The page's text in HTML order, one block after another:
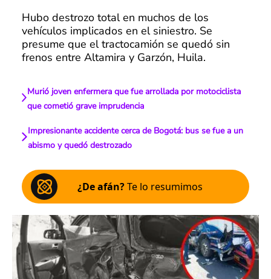
Hubo destrozo total en muchos de los
vehículos implicados en el siniestro. Se
presume que el tractocamión se quedó sin
frenos entre Altamira y Garzón, Huila.
Murió joven enfermera que fue arrollada por motociclista
que cometió grave imprudencia
Impresionante accidente cerca de Bogotá: bus se fue a un
abismo y quedó destrozado
¿De afán?Te lo resumimos